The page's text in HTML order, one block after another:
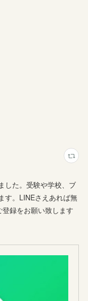
した。受験や学校、ブ
す。LINEさえあれば無
録をお願い致します